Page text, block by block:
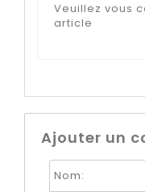
Veuillez vous
article
Ajouter un